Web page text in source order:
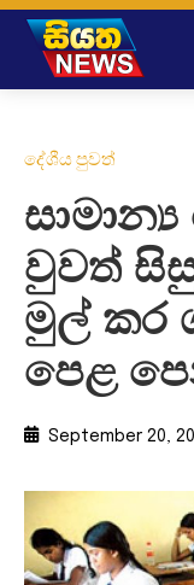
දේශීය පුවත්
වුවත්
මුල් කර
පෙළ
September 20,